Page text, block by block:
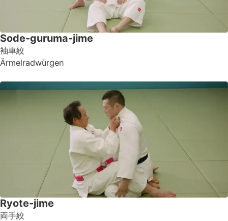
Sode-guruma-jime
袖車絞
Ärmelradwürgen
Ryote-jime
両手絞